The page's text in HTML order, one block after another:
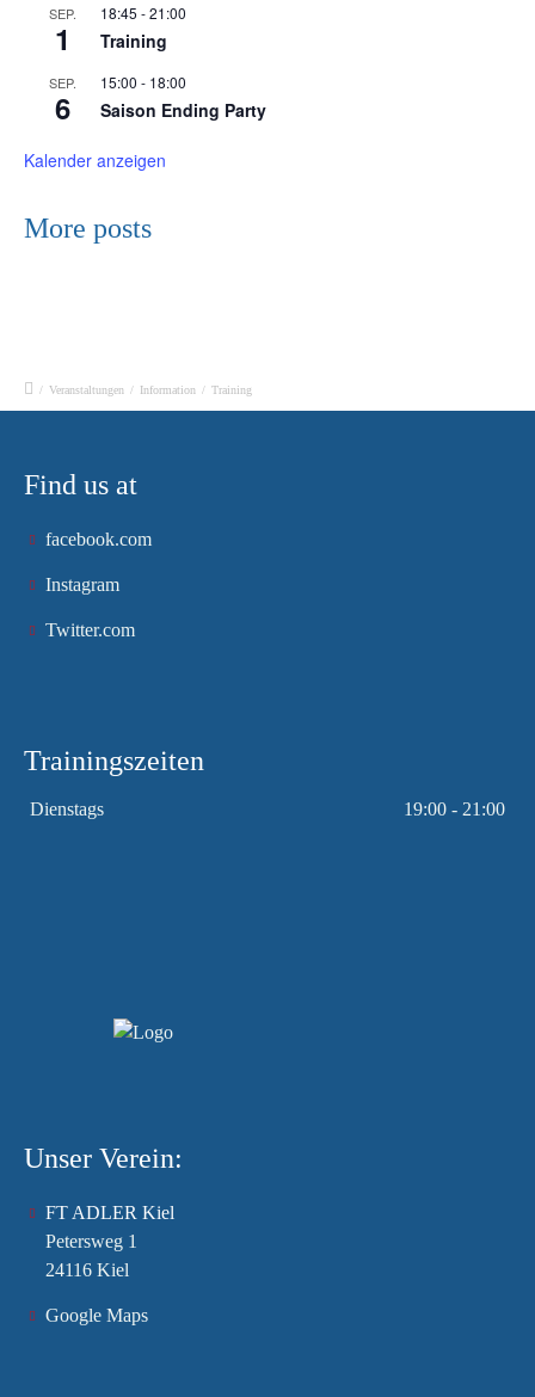
SEP.
1
18:45 -21:00
Training
SEP.
6
15:00 - 18:00
Saison Ending Party
Kalender anzeigen
More posts
/ Veranstaltungen / Information / Training
Find us at
facebook.com
Instagram
Twitter.com
Trainingszeiten
Dienstags 19:00 - 21:00
Unser Verein:
FT ADLER Kiel
Petersweg 1
24116 Kiel
Google Maps